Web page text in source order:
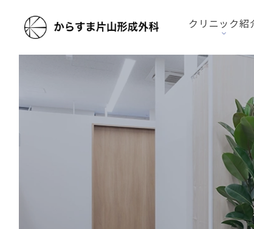
クリニック紹